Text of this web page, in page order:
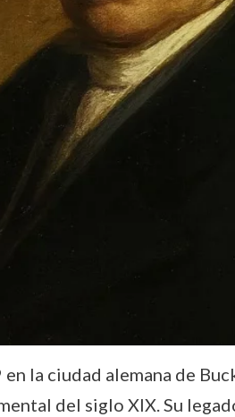
la ciudad alemana de
del siglo XIX. Su